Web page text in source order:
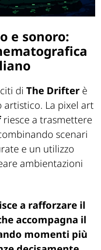
e sonoro:
di The Drifter è
La pixel art
riesce a trasmettere
scenari
e un utilizzo
ambientazioni
a rafforzare il
accompagna il
momenti più